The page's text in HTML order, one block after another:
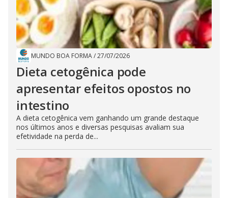
MUNDO BOA FORMA/27/07/2026
Dieta cetogênica pode
apresentar efeitos opostos no
intestino
A dieta cetogênica vem ganhando um grande destaque
nos últimos anos e diversas pesquisas avaliam sua
efetividade na perda de...